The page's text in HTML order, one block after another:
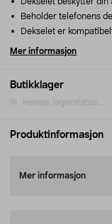
Butikklager
Henter lagerstatus...
Beholder telefonens
Dekselet er
Mer informasjon
Produktinformasjon
Mer informasjon